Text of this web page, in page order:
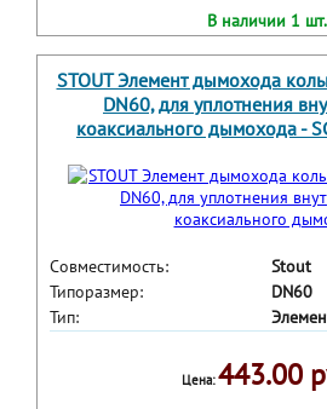
В наличии 1
STOUT Элемент дымохода
DN60, для уплотнения
коаксиального дымохода -
Совместимость:
Stout
Типоразмер:
DN60
Тип:
Цена:443.00